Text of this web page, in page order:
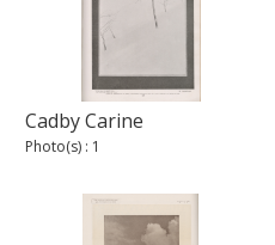
Cadby Carine
Photo(s) : 1